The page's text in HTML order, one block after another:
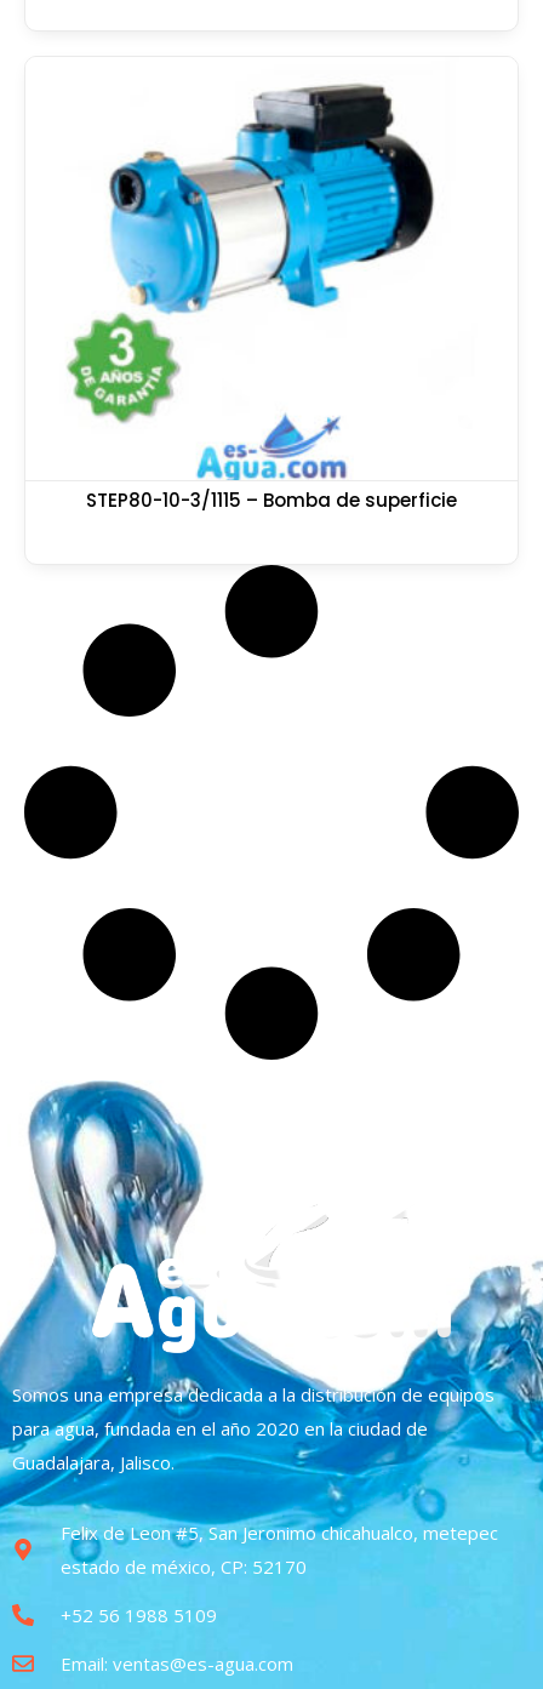
STEP80-10-3/1115 – Bomba de superficie
Somos una empresa dedicada a la distribución de equipos
para agua, fundada en el año 2020 en la ciudad de
Guadalajara, Jalisco.
Felix de Leon #5, San Jeronimo chicahualco, metepec
estado de méxico, CP: 52170
+52 56 1988 5109
Email: ventas@es-agua.com